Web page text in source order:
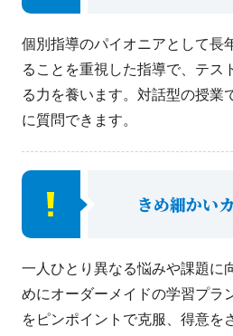
個別指導のパイオニアとして長
ることを重視した指導で、テス
る力を養います。対話型の授業
に質問できます。
きめ細かい
一人ひとり異なる悩みや課題に
めにオーダーメイドの学習プラ
をピンポイントで克服、得意を